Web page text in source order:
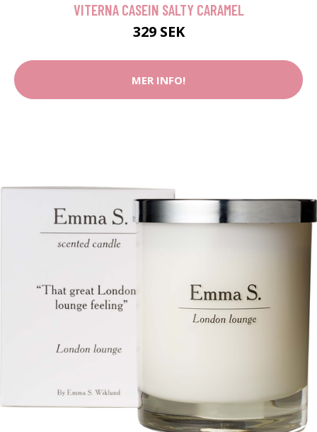
VITERNA CASEIN SALTY CARAMEL
329 SEK
MER INFO!